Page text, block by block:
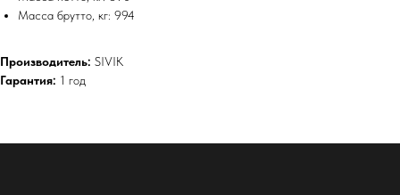
Масса брутто, кг: 994
Производитель: SIVIK
Гарантия: 1 год